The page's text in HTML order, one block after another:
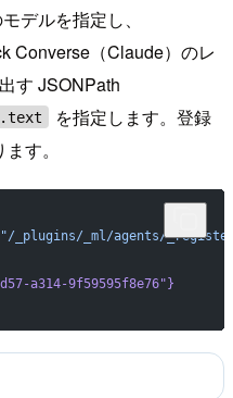
デルを指定し、
Converse（Claude）のレ
す JSONPath
を指定します。登録
す。
_plugins/_ml/agents/
a314-9f59595f8e76"}